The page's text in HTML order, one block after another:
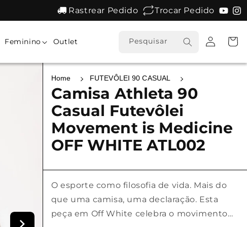
Rastrear Pedido Trocar Pedido
Feminino Outlet Pesquisar
login
Home FUTEVÔLEI 90 CASUAL
Camisa Athleta 90
Casual Futevôlei
Movement is Medicine
OFF WHITE ATL002
O esporte como filosofia de vida. Mais do
que uma camisa, uma declaração. Esta
peça em Off White celebra o movimento